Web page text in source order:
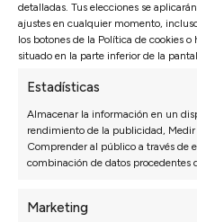
detalladas. Tus elecciones se
ajustes en cualquier momento,
los botones de la Política de cookies
situado en la parte inferior de la
Estadísticas
Almacenar la información en un
rendimiento de la publicidad,
Comprender al público a través de
combinación de datos procedentes
Marketing
*** nos
principio no
perfecta.